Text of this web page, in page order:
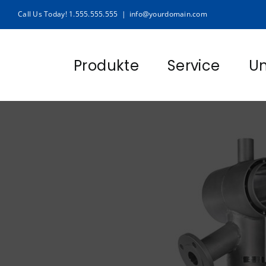
Inhalt
Call Us Today! 1.555.555.555 | info@yourdomain.com
Produkte Service